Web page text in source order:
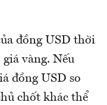
đồng USD thời
vàng. Nếu
đồng USD so
chốt khác thể